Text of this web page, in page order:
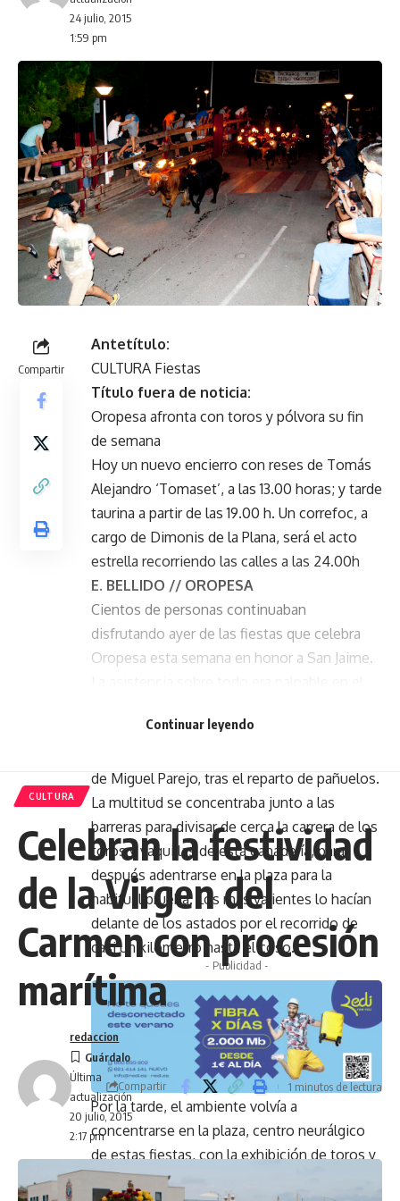
24 julio, 2015
1:59 pm
Compartir
Antetítulo:
CULTURA Fiestas
Título fuera de noticia:
Oropesa afronta con toros y pólvora su fin
de semana
Hoy un nuevo encierro con reses de Tomás
Alejandro ‘Tomaset’, a las 13.00 horas; y tarde
taurina a partir de las 19.00 h. Un correfoc, a
cargo de Dimonis de la Plana, será el acto
estrella recorriendo las calles a las 24.00h
E. BELLIDO // OROPESA
Cientos de personas continuaban
disfrutando ayer de las fiestas que celebra
Oropesa esta semana en honor a San Jaime.
Turístico Provincial– que se celebró a
de Miguel Parejo, tras el reparto de pañuelos.
La multitud se concentraba junto a las
barreras para divisar de cerca la carrera de los
toros y vaquillas de esta ganadería, para
después adentrarse en la plaza para la
habitual prueba. Los más valientes lo hacían
delante de los astados por el recorrido de
casi un kilómetro hasta el coso.
- Publicidad -
Por la tarde, el ambiente volvía a
concentrarse en la plaza, centro neurálgico
de estas fiestas, con la exhibición de toros y
vaquillas, procediendo al acabar a la
Continuar leyendo
CULTURA
Celebran la festividad
de la Virgen del
Carmen con procesión
marítima
Última
actualización
20 julio, 2015
2:17 pm
redaccion
Compartir 1 minutos de lectura